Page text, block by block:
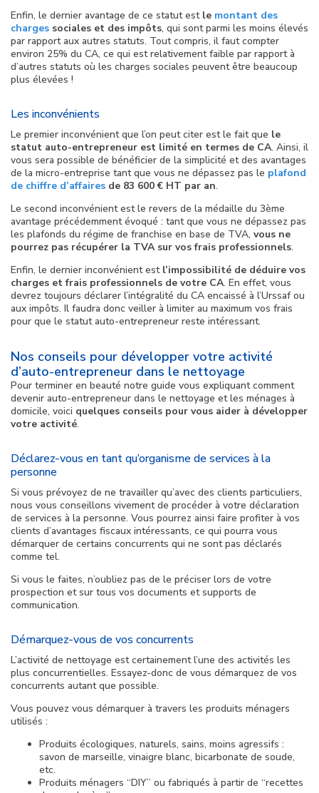
Enfin, le dernier avantage de ce statut est le montant des
charges sociales et des impôts, qui sont parmi les moins élevés
par rapport aux autres statuts. Tout compris, il faut compter
environ 25% du CA, ce qui est relativement faible par rapport à
d’autres statuts où les charges sociales peuvent être beaucoup
plus élevées !
Les inconvénients
Le premier inconvénient que l’on peut citer est le fait que le
statut auto-entrepreneur est limité en termes de CA. Ainsi, il
vous sera possible de bénéficier de la simplicité et des avantages
de la micro-entreprise tant que vous ne dépassez pas le plafond
de chiffre d’affaires de 83 600 € HT par an.
Le second inconvénient est le revers de la médaille du 3ème
avantage précédemment évoqué : tant que vous ne dépassez pas
les plafonds du régime de franchise en base de TVA, vous ne
pourrez pas récupérer la TVA sur vos frais professionnels.
Enfin, le dernier inconvénient est l’impossibilité de déduire vos
charges et frais professionnels de votre CA. En effet, vous
devrez toujours déclarer l’intégralité du CA encaissé à l’Urssaf ou
aux impôts. Il faudra donc veiller à limiter au maximum vos frais
pour que le statut auto-entrepreneur reste intéressant.
Nos conseils pour développer votre activité
d’auto-entrepreneur dans le nettoyage
Pour terminer en beauté notre guide vous expliquant comment
devenir auto-entrepreneur dans le nettoyage et les ménages à
domicile, voici quelques conseils pour vous aider à développer
votre activité.
Déclarez-vous en tant qu’organisme de services à la
personne
Si vous prévoyez de ne travailler qu’avec des clients particuliers,
nous vous conseillons vivement de procéder à votre déclaration
de services à la personne. Vous pourrez ainsi faire profiter à vos
clients d’avantages fiscaux intéressants, ce qui pourra vous
démarquer de certains concurrents qui ne sont pas déclarés
comme tel.
Si vous le faites, n’oubliez pas de le préciser lors de votre
prospection et sur tous vos documents et supports de
communication.
Démarquez-vous de vos concurrents
L’activité de nettoyage est certainement l’une des activités les
plus concurrentielles. Essayez-donc de vous démarquez de vos
concurrents autant que possible.
Vous pouvez vous démarquer à travers les produits ménagers
utilisés :
Produits écologiques, naturels, sains, moins agressifs :
savon de marseille, vinaigre blanc, bicarbonate de soude,
etc.
Produits ménagers “DIY” ou fabriqués à partir de “recettes